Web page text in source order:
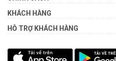
KHÁCH HÀNG
HỖ TRỢ KHÁCH HÀNG